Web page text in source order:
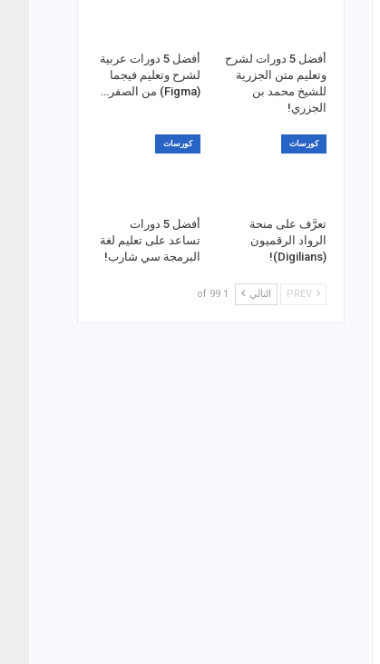
أفضل 5 دورات لشرح
وتعليم متن الجزرية
للشيخ محمد بن
الجزري!
أفضل 5 دورات عربية
لشرح وتعليم فيجما
(Figma) من الصفر…
كورسات
تعرَّف على منحة
الرواد الرقميون
(Digilians)!
كورسات
أفضل 5 دورات
تساعد على تعليم لغة
البرمجة سي شارب!
التالي 1 of 99